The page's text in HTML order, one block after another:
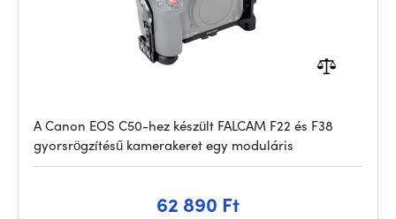
A Canon EOS C50-hez készült FALCAM F22 és F38
gyorsrögzítésű kamerakeret egy moduláris
62 890 Ft